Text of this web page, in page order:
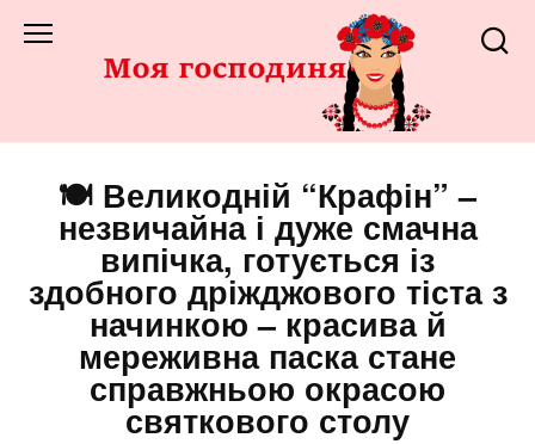
до
🍽️ Великодній “Крафін” –
незвичайна і дуже смачна
випічка, готується із
здобного дріжджового тіста з
начинкою – красива й
мереживна паска стане
справжньою окрасою
святкового столу